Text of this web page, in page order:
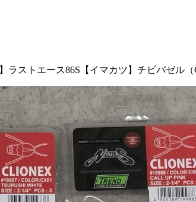
ストエース86S【イマカツ】チビバゼル